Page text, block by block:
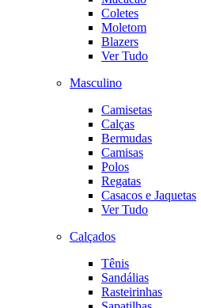
Coletes
Moletom
Blazers
Ver Tudo
Masculino
Camisetas
Calças
Bermudas
Camisas
Polos
Regatas
Casacos e Jaquetas
Ver Tudo
Calçados
Tênis
Sandálias
Rasteirinhas